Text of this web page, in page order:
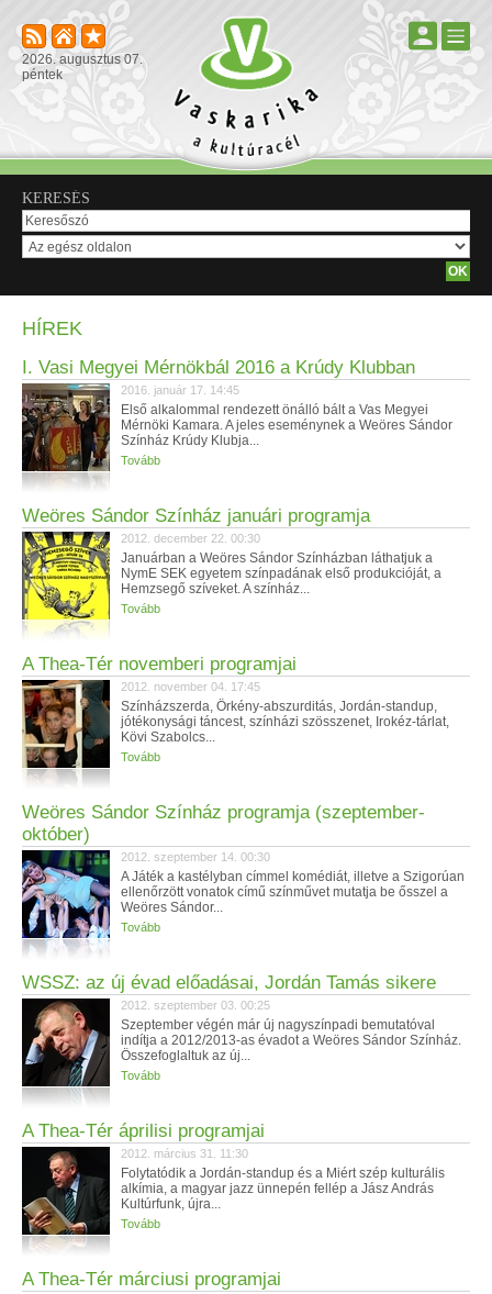
2026. augusztus 07.
péntek
KERESÉS
HÍREK
I. Vasi Megyei Mérnökbál 2016 a Krúdy Klubban
2016. január 17. 14:45
Első alkalommal rendezett önálló bált a Vas Megyei
Mérnöki Kamara. A jeles eseménynek a Weöres Sándor
Színház Krúdy Klubja...
Tovább
Weöres Sándor Színház januári programja
2012. december 22. 00:30
Januárban a Weöres Sándor Színházban láthatjuk a
NymE SEK egyetem színpadának első produkcióját, a
Hemzsegő szíveket. A színház...
Tovább
A Thea-Tér novemberi programjai
2012. november 04. 17:45
Színházszerda, Örkény-abszurditás, Jordán-standup,
jótékonysági táncest, színházi szösszenet, Irokéz-tárlat,
Kövi Szabolcs...
Tovább
Weöres Sándor Színház programja (szeptember-
október)
2012. szeptember 14. 00:30
A Játék a kastélyban címmel komédiát, illetve a Szigorúan
ellenőrzött vonatok című színművet mutatja be ősszel a
Weöres Sándor...
Tovább
WSSZ: az új évad előadásai, Jordán Tamás sikere
2012. szeptember 03. 00:25
Szeptember végén már új nagyszínpadi bemutatóval
indítja a 2012/2013-as évadot a Weöres Sándor Színház.
Összefoglaltuk az új...
Tovább
A Thea-Tér áprilisi programjai
2012. március 31. 11:30
Folytatódik a Jordán-standup és a Miért szép kulturális
alkímia, a magyar jazz ünnepén fellép a Jász András
Kultúrfunk, újra...
Tovább
A Thea-Tér márciusi programjai